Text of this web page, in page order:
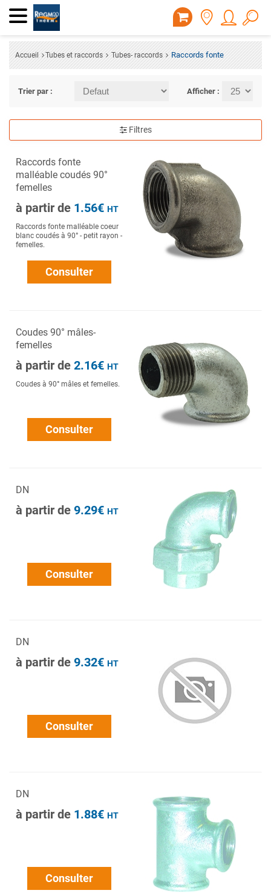
Accueil Tubes et raccords Tubes- raccords Raccords fonte
Trier par : Afficher :
Filtres
Raccords fonte
malléable coudés 90°
femelles
à partir de 1.56€ HT
Raccords fonte malléable coeur
blanc coudés à 90° - petit rayon -
femelles.
Consulter
Coudes 90° mâles-
femelles
à partir de 2.16€ HT
Coudes à 90° mâles et femelles.
Consulter
DN
à partir de 9.29€ HT
Consulter
DN
à partir de 9.32€ HT
Consulter
DN
à partir de 1.88€ HT
Consulter